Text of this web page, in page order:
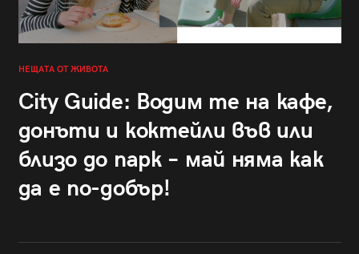
НЕЩАТА ОТ ЖИВОТА
City Guide: Водим те на кафе,
донъти и коктейли във или
близо до парк – май няма как
да е по-добър!